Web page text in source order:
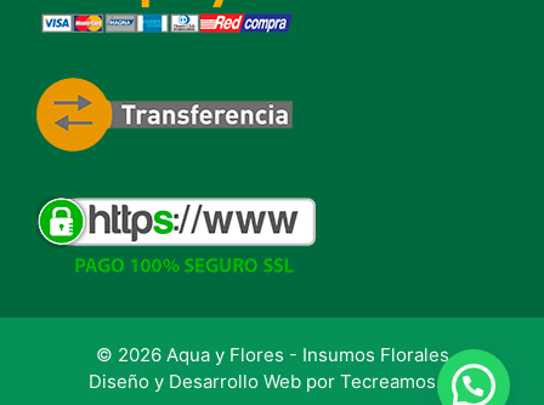
© 2026 Aqua y Flores - Insumos Florales
Diseño y Desarrollo Web por Tecreamos.cl